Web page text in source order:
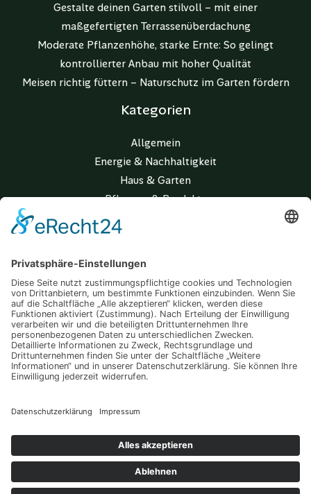
Gestalte deinen Garten stilvoll – mit einer
maßgefertigten Terrassenüberdachung
Moderate Pflanzenhöhe, starke Ernte: So gelingt
kontrollierter Anbau mit hoher Qualität
Meisen richtig füttern – Naturschutz im Garten fördern
Kategorien
Allgemein
Energie & Nachhaltigkeit
Haus & Garten
Pflanzen & Produkte
Wohnen & Lifestyle
Copyright © 2026 Der grüne Daumen
Datenschutz
Impressum